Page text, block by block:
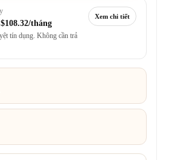
$108.32/tháng
tín dụng. Không cần trả
Xem chi tiết